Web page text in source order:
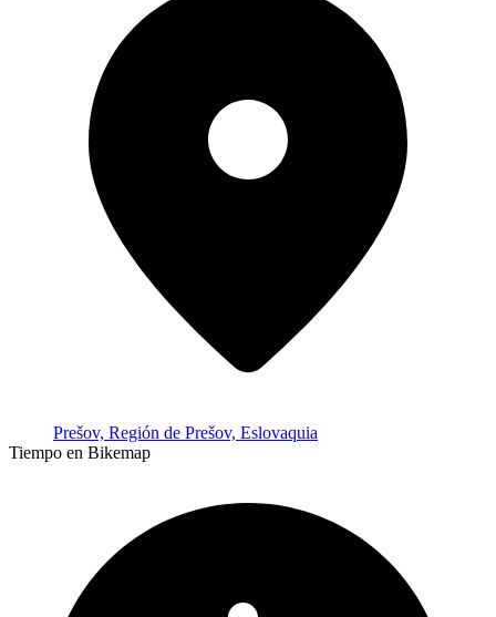
Prešov, Región de Prešov, Eslovaquia
Tiempo en Bikemap